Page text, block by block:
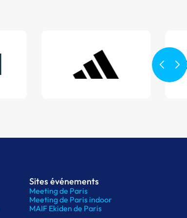
Sites événements
Meeting de Paris
Meeting de Paris indoor
MAIF Ekiden de Paris